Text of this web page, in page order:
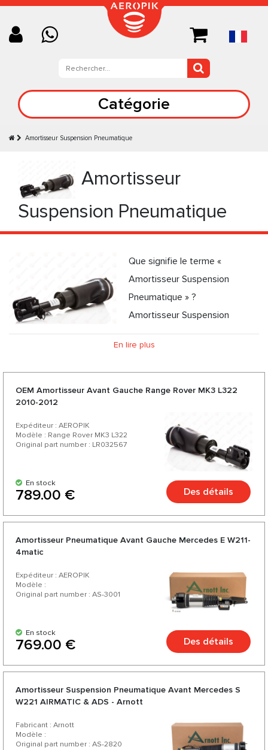
Catégorie
Amortisseur Suspension Pneumatique
Amortisseur
Suspension Pneumatique
Que signifie le terme «
Amortisseur Suspension
Pneumatique » ?
Amortisseur Suspension
Pneumatique - Quels sont les avantages et les avantages
Amortisseur Suspension Pneumatique d'AEROPIK :
Opportunité de consultation professionnelle
En lire plus
OEM Amortisseur Avant Gauche Range Rover MK3 L322
2010-2012
Expéditeur : AEROPIK
Modèle : Range Rover MK3 L322
Original part number : LR032567
En stock
789.00 € Des détails
Amortisseur Pneumatique Avant Gauche Mercedes E W211-
4matic
Expéditeur : AEROPIK
Modèle :
Original part number : AS-3001
En stock
769.00 € Des détails
Amortisseur Suspension Pneumatique Avant Mercedes S
W221 AIRMATIC & ADS - Arnott
Fabricant : Arnott
Modèle :
Original part number : AS-2820